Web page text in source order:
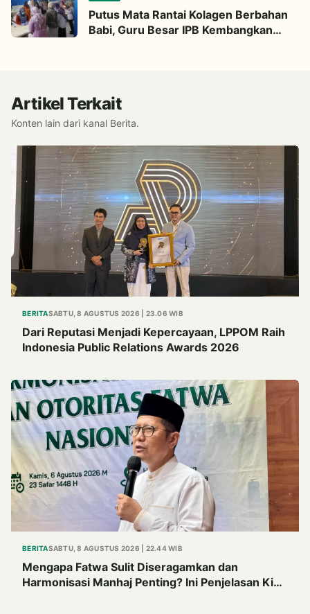
Putus Mata Rantai Kolagen Berbahan
Babi, Guru Besar IPB Kembangkan
Artikel Terkait
Konten lain dari kanal Berita.
BERITASABTU, 8 AGUSTUS 2026 | 23.06 WIB
Dari Reputasi Menjadi Kepercayaan, LPPOM Raih
Indonesia Public Relations Awards 2026
BERITASABTU, 8 AGUSTUS 2026 | 22.44 WIB
Mengapa Fatwa Sulit Diseragamkan dan
Harmonisasi Manhaj Penting? Ini Penjelasan Kiai